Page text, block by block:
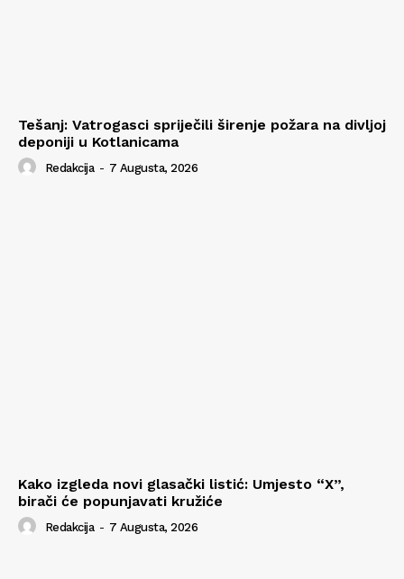
Tešanj: Vatrogasci spriječili širenje požara na divljoj
deponiji u Kotlanicama
Redakcija - 7 Augusta, 2026
Kako izgleda novi glasački listić: Umjesto “X”,
birači će popunjavati kružiće
Redakcija - 7 Augusta, 2026